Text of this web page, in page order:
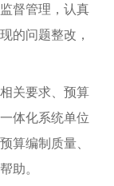
督管理，认真
的问题整改，
关要求、预算
体化系统单位
算编制质量、
助。